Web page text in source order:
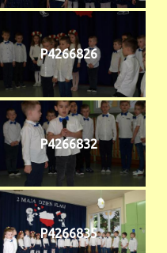
P4266826
P4266832
P4266835